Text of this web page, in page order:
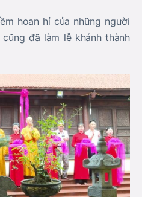
hoan hỉ của những người
đã làm lễ khánh thành